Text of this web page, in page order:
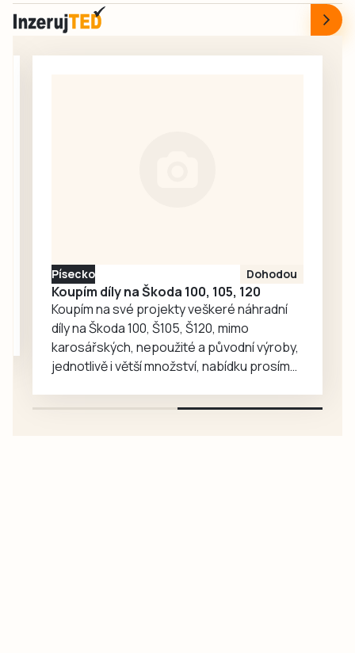
se během stavby
ukázala jako
Iveco se převrhl
přepravovaný sud
Písecko Dohodou
Koupím díly na Škoda 100, 105, 120
Koupím na své projekty veškeré náhradní
díly na Škoda 100, Š105, Š120, mimo
karosářských, nepoužité a původní výroby,
jednotlivě i větší množství, nabídku prosím